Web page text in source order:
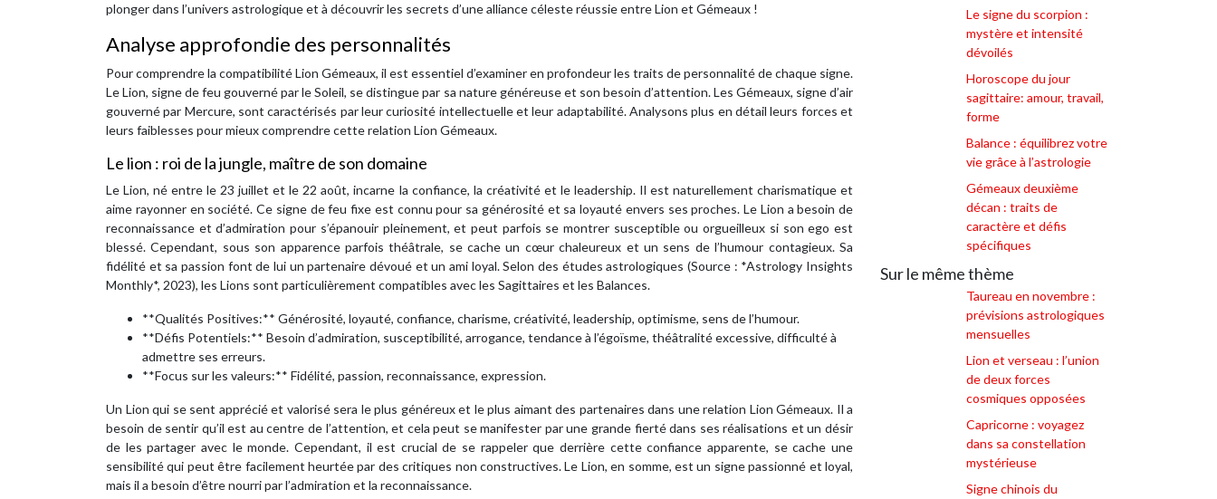
plonger dans l’univers astrologique et à découvrir les secrets d’une alliance céleste réussie entre Lion et Gémeaux !
Analyse approfondie des personnalités
Pour comprendre la compatibilité Lion Gémeaux, il est essentiel d’examiner en profondeur les traits de personnalité de chaque signe.
Le Lion, signe de feu gouverné par le Soleil, se distingue par sa nature généreuse et son besoin d’attention. Les Gémeaux, signe d’air
gouverné par Mercure, sont caractérisés par leur curiosité intellectuelle et leur adaptabilité. Analysons plus en détail leurs forces et
leurs faiblesses pour mieux comprendre cette relation Lion Gémeaux.
Le lion : roi de la jungle, maître de son domaine
Le Lion, né entre le 23 juillet et le 22 août, incarne la confiance, la créativité et le leadership. Il est naturellement charismatique et
aime rayonner en société. Ce signe de feu fixe est connu pour sa générosité et sa loyauté envers ses proches. Le Lion a besoin de
reconnaissance et d’admiration pour s’épanouir pleinement, et peut parfois se montrer susceptible ou orgueilleux si son ego est
blessé. Cependant, sous son apparence parfois théâtrale, se cache un cœur chaleureux et un sens de l’humour contagieux. Sa
fidélité et sa passion font de lui un partenaire dévoué et un ami loyal. Selon des études astrologiques (Source : *Astrology Insights
Monthly*, 2023), les Lions sont particulièrement compatibles avec les Sagittaires et les Balances.
**Qualités Positives:** Générosité, loyauté, confiance, charisme, créativité, leadership, optimisme, sens de l’humour.
**Défis Potentiels:** Besoin d’admiration, susceptibilité, arrogance, tendance à l’égoïsme, théâtralité excessive, difficulté à
admettre ses erreurs.
**Focus sur les valeurs:** Fidélité, passion, reconnaissance, expression.
Un Lion qui se sent apprécié et valorisé sera le plus généreux et le plus aimant des partenaires dans une relation Lion Gémeaux. Il a
besoin de sentir qu’il est au centre de l’attention, et cela peut se manifester par une grande fierté dans ses réalisations et un désir
de les partager avec le monde. Cependant, il est crucial de se rappeler que derrière cette confiance apparente, se cache une
sensibilité qui peut être facilement heurtée par des critiques non constructives. Le Lion, en somme, est un signe passionné et loyal,
mais il a besoin d’être nourri par l’admiration et la reconnaissance.
Le signe du scorpion :
mystère et intensité
dévoilés
Horoscope du jour
sagittaire: amour, travail,
forme
Balance : équilibrez votre
vie grâce à l’astrologie
Gémeaux deuxième
décan : traits de
caractère et défis
spécifiques
Sur le même thème
Taureau en novembre :
prévisions astrologiques
mensuelles
Lion et verseau : l’union
de deux forces
cosmiques opposées
Capricorne : voyagez
dans sa constellation
mystérieuse
Signe chinois du